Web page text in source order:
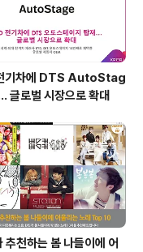
기차에 DTS AutoStag
글로벌 시장으로 확대
천하는 봄 나들이에 어